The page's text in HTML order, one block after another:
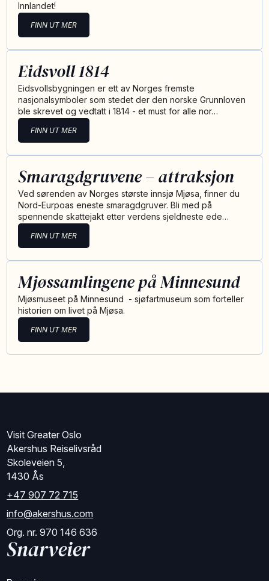
Innlandet!
FINN UT MER
Eidsvoll 1814
Eidsvollsbygningen er ett av Norges fremste
nasjonalsymboler som stedet der den norske Grunnloven
ble skrevet og vedtatt i 1814 - et must for alle nor…
FINN UT MER
Smaragdgruvene – attraksjon
Ved sørenden av Norges største innsjø Mjøsa, finner du
Nord-Eurpoas eneste smaragdgruver. Bli med på
spennende skattejakt etter verdens sjeldneste ede…
FINN UT MER
Mjøssamlingene på Minnesund
Mjøsmuseet på Minnesund - sjøfartmuseum som forteller
historien om livet på Mjøsa.
FINN UT MER
Visit Greater Oslo
Akershus Reiselivsråd
Skoleveien 5,
1430 Ås
+47 907 72 715
info@akershus.com
Org. nr. 970 146 636
Snarveier